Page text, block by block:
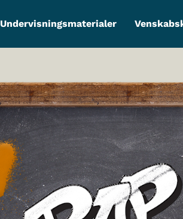
Undervisningsmaterialer